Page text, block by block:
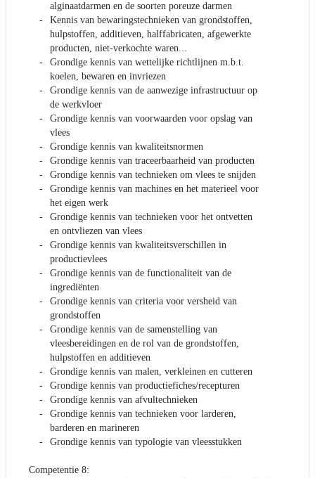
alginaatdarmen en de soorten poreuze darmen
Kennis van bewaringstechnieken van grondstoffen,
hulpstoffen, additieven, halffabricaten, afgewerkte
producten, niet-verkochte waren...
Grondige kennis van wettelijke richtlijnen m.b.t.
koelen, bewaren en invriezen
Grondige kennis van de aanwezige infrastructuur op
de werkvloer
Grondige kennis van voorwaarden voor opslag van
vlees
Grondige kennis van kwaliteitsnormen
Grondige kennis van traceerbaarheid van producten
Grondige kennis van technieken om vlees te snijden
Grondige kennis van machines en het materieel voor
het eigen werk
Grondige kennis van technieken voor het ontvetten
en ontvliezen van vlees
Grondige kennis van kwaliteitsverschillen in
productievlees
Grondige kennis van de functionaliteit van de
ingrediënten
Grondige kennis van criteria voor versheid van
grondstoffen
Grondige kennis van de samenstelling van
vleesbereidingen en de rol van de grondstoffen,
hulpstoffen en additieven
Grondige kennis van malen, verkleinen en cutteren
Grondige kennis van productiefiches/recepturen
Grondige kennis van afvultechnieken
Grondige kennis van technieken voor larderen,
barderen en marineren
Grondige kennis van typologie van vleesstukken
Competentie 8: